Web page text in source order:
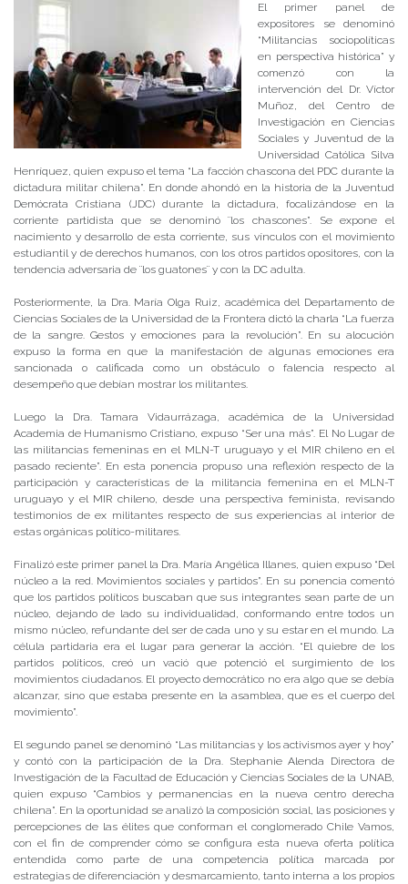
El primer panel de
expositores se denominó
“Militancias sociopolíticas
en perspectiva histórica” y
comenzó con la
intervención del Dr. Víctor
Muñoz, del Centro de
Investigación en Ciencias
Sociales y Juventud de la
Universidad Católica Silva
Henríquez, quien expuso el tema “La facción chascona del PDC durante la
dictadura militar chilena”. En donde ahondó en la historia de la Juventud
Demócrata Cristiana (JDC) durante la dictadura, focalizándose en la
corriente partidista que se denominó ¨los chascones”. Se expone el
nacimiento y desarrollo de esta corriente, sus vínculos con el movimiento
estudiantil y de derechos humanos, con los otros partidos opositores, con la
tendencia adversaria de ¨los guatones¨ y con la DC adulta.
Posteriormente, la Dra. María Olga Ruiz, académica del Departamento de
Ciencias Sociales de la Universidad de la Frontera dictó la charla “La fuerza
de la sangre. Gestos y emociones para la revolución”. En su alocución
expuso la forma en que la manifestación de algunas emociones era
sancionada o calificada como un obstáculo o falencia respecto al
desempeño que debían mostrar los militantes.
Luego la Dra. Tamara Vidaurrázaga, académica de la Universidad
Academia de Humanismo Cristiano, expuso “Ser una más”. El No Lugar de
las militancias femeninas en el MLN-T uruguayo y el MIR chileno en el
pasado reciente”. En esta ponencia propuso una reflexión respecto de la
participación y características de la militancia femenina en el MLN-T
uruguayo y el MIR chileno, desde una perspectiva feminista, revisando
testimonios de ex militantes respecto de sus experiencias al interior de
estas orgánicas político-militares.
Finalizó este primer panel la Dra. María Angélica Illanes, quien expuso “Del
núcleo a la red. Movimientos sociales y partidos”. En su ponencia comentó
que los partidos políticos buscaban que sus integrantes sean parte de un
núcleo, dejando de lado su individualidad, conformando entre todos un
mismo núcleo, refundante del ser de cada uno y su estar en el mundo. La
célula partidaria era el lugar para generar la acción. “El quiebre de los
partidos políticos, creó un vació que potenció el surgimiento de los
movimientos ciudadanos. El proyecto democrático no era algo que se debía
alcanzar, sino que estaba presente en la asamblea, que es el cuerpo del
movimiento”.
El segundo panel se denominó “Las militancias y los activismos ayer y hoy”
y contó con la participación de la Dra. Stephanie Alenda Directora de
Investigación de la Facultad de Educación y Ciencias Sociales de la UNAB,
quien expuso “Cambios y permanencias en la nueva centro derecha
chilena”. En la oportunidad se analizó la composición social, las posiciones y
percepciones de las élites que conforman el conglomerado Chile Vamos,
con el fin de comprender cómo se configura esta nueva oferta política
entendida como parte de una competencia política marcada por
estrategias de diferenciación y desmarcamiento, tanto interna a los propios